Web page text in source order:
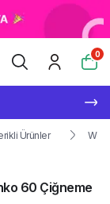
0
Ürünler
60 Çiğneme